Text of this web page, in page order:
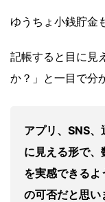
ゆうちょ小銭貯金
記帳すると目に見
か？」と一目で分
アプリ、SNS
に見える形で、
を実感できる
の可否だと思い